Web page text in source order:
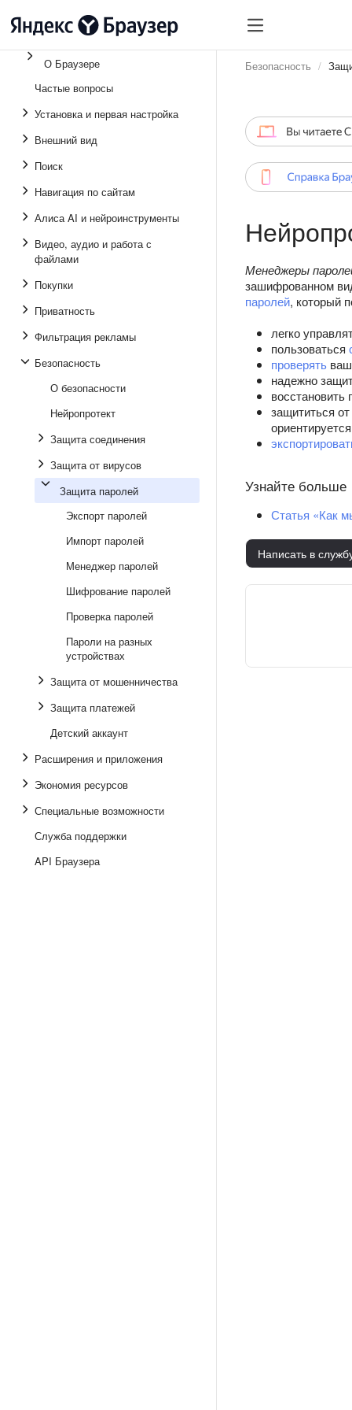
О Браузере
Частые вопросы
Установка и первая настройка
Внешний вид
Поиск
Навигация по сайтам
Алиса AI и нейроинструменты
Видео, аудио и работа с
файлами
Покупки
Приватность
Фильтрация рекламы
Безопасность
О безопасности
Нейропротект
Защита соединения
Защита от вирусов
Защита паролей
Экспорт паролей
Импорт паролей
Менеджер паролей
Шифрование паролей
Проверка паролей
Пароли на разных
устройствах
Защита от мошенничества
Защита платежей
Детский аккаунт
Расширения и приложения
Экономия ресурсов
Специальные возможности
Служба поддержки
API Браузера
Безопасность
Менеджеры
зашифрованном
паролей, который
легко
пользоваться
проверять
надежно
защититься от
Узнайте больше
Статья «Как
Написать в